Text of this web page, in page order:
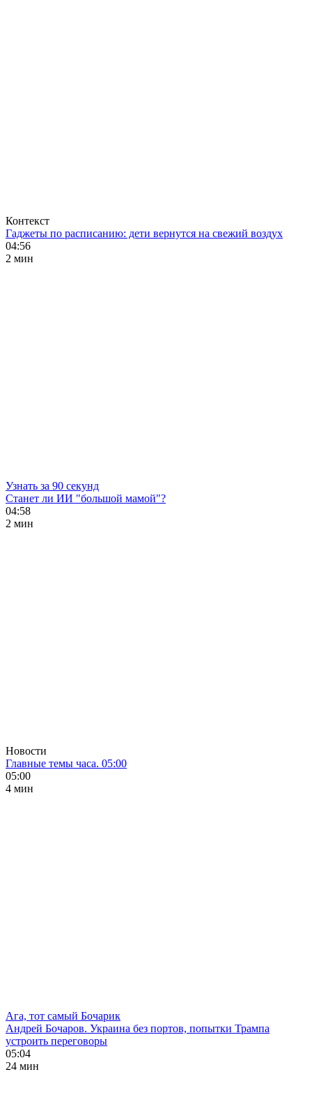
Контекст
Гаджеты по расписанию: дети вернутся на свежий воздух
04:56
2 мин
Узнать за 90 секунд
Станет ли ИИ "большой мамой"?
04:58
2 мин
Новости
Главные темы часа. 05:00
05:00
4 мин
Ага, тот самый Бочарик
Андрей Бочаров. Украина без портов, попытки Трампа
устроить переговоры
05:04
24 мин